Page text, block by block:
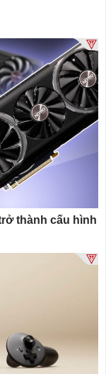
thành cấu hình